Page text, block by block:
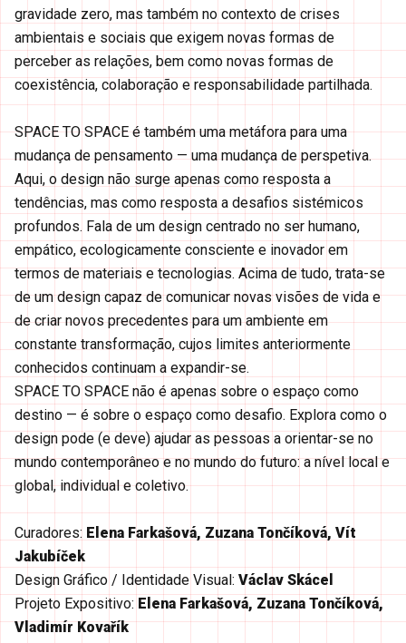
gravidade zero, mas também no contexto de crises
ambientais e sociais que exigem novas formas de
perceber as relações, bem como novas formas de
coexistência, colaboração e responsabilidade partilhada.
SPACE TO SPACE é também uma metáfora para uma
mudança de pensamento — uma mudança de perspetiva.
Aqui, o design não surge apenas como resposta a
tendências, mas como resposta a desafios sistémicos
profundos. Fala de um design centrado no ser humano,
empático, ecologicamente consciente e inovador em
termos de materiais e tecnologias. Acima de tudo, trata-se
de um design capaz de comunicar novas visões de vida e
de criar novos precedentes para um ambiente em
constante transformação, cujos limites anteriormente
conhecidos continuam a expandir-se.
SPACE TO SPACE não é apenas sobre o espaço como
destino — é sobre o espaço como desafio. Explora como o
design pode (e deve) ajudar as pessoas a orientar-se no
mundo contemporâneo e no mundo do futuro: a nível local e
global, individual e coletivo.
Curadores: Elena Farkašová, Zuzana Tončíková, Vít
Jakubíček
Design Gráfico / Identidade Visual: Václav Skácel
Projeto Expositivo: Elena Farkašová, Zuzana Tončíková,
Vladimír Kovařík